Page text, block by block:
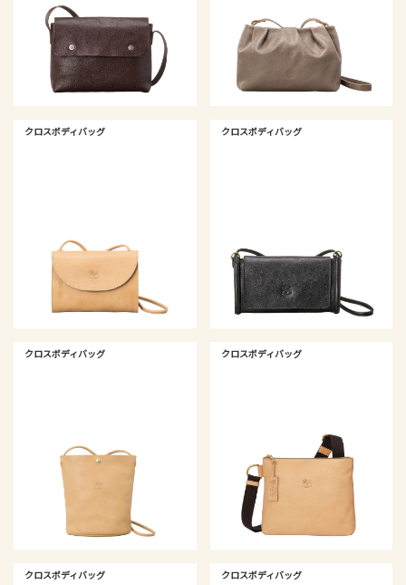
クロスボディバッグ クロスボディバッグ
クロスボディバッグ クロスボディバッグ
クロスボディバッグ クロスボディバッグ